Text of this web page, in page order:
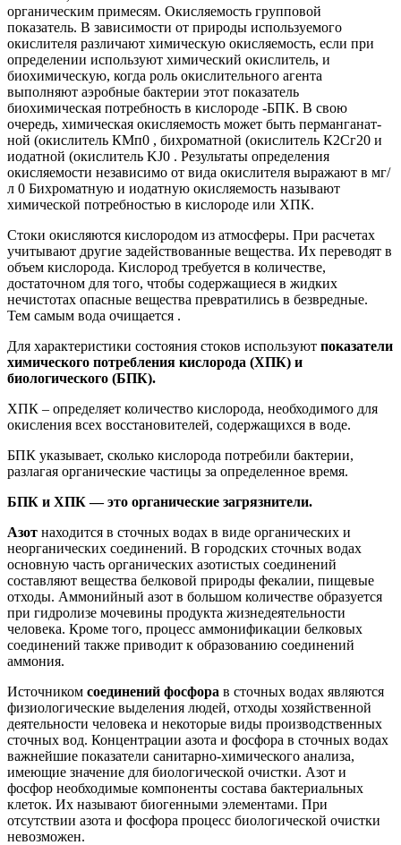
органическим примесям. Окисляемость групповой
показатель. В зависимости от природы используемого
окислителя различают химическую окисляемость, если при
определении используют химический окислитель, и
биохимическую, когда роль окислительного агента
выполняют аэробные бактерии этот показатель
биохимическая потребность в кислороде -БПК. В свою
очередь, химическая окисляемость может быть перманганат-
ной (окислитель КМп0 , бихроматной (окислитель К2Сг20 и
иодатной (окислитель KJ0 . Результаты определения
окисляемости независимо от вида окислителя выражают в мг/
л 0 Бихроматную и иодатную окисляемость называют
химической потребностью в кислороде или ХПК.
Стоки окисляются кислородом из атмосферы. При расчетах
учитывают другие задействованные вещества. Их переводят в
объем кислорода. Кислород требуется в количестве,
достаточном для того, чтобы содержащиеся в жидких
нечистотах опасные вещества превратились в безвредные.
Тем самым вода очищается .
Для характеристики состояния стоков используют показатели
химического потребления кислорода (ХПК) и
биологического (БПК).
ХПК – определяет количество кислорода, необходимого для
окисления всех восстановителей, содержащихся в воде.
БПК указывает, сколько кислорода потребили бактерии,
разлагая органические частицы за определенное время.
БПК и ХПК — это органические загрязнители.
Азот находится в сточных водах в виде органических и
неорганических соединений. В городских сточных водах
основную часть органических азотистых соединений
составляют вещества белковой природы фекалии, пищевые
отходы. Аммонийный азот в большом количестве образуется
при гидролизе мочевины продукта жизнедеятельности
человека. Кроме того, процесс аммонификации белковых
соединений также приводит к образованию соединений
аммония.
Источником соединений фосфора в сточных водах являются
физиологические выделения людей, отходы хозяйственной
деятельности человека и некоторые виды производственных
сточных вод. Концентрации азота и фосфора в сточных водах
важнейшие показатели санитарно-химического анализа,
имеющие значение для биологической очистки. Азот и
фосфор необходимые компоненты состава бактериальных
клеток. Их называют биогенными элементами. При
отсутствии азота и фосфора процесс биологической очистки
невозможен.